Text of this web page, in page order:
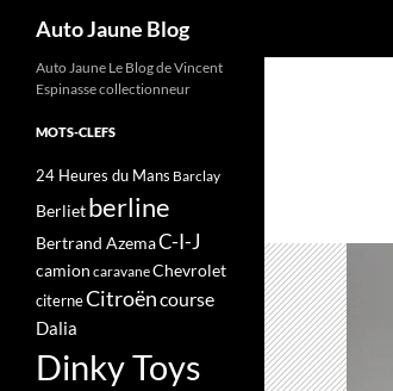
Auto Jaune Blog
Auto Jaune Le Blog de Vincent
Espinasse collectionneur
MOTS-CLEFS
24 Heures du Mans Barclay
Berlietberline
Bertrand AzemaC-I-J
camion caravaneChevrolet
citerneCitroëncourse
Dalia
Dinky Toys